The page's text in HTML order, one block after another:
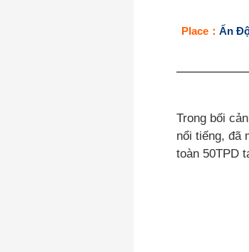
Place： Ấn
Trong bối
nổi tiếng, đã
toàn 50TPD